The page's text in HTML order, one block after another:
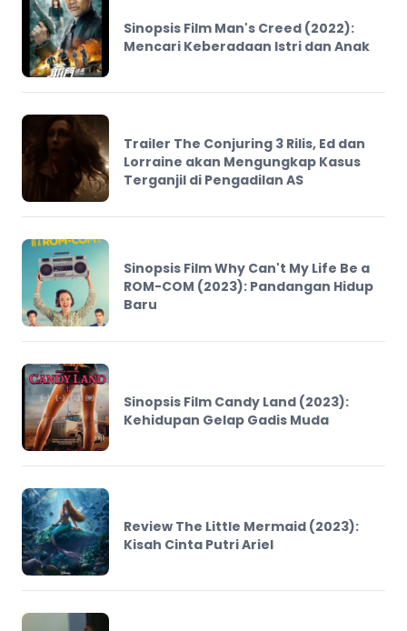
Sinopsis Film Man's Creed (2022):
Mencari Keberadaan Istri dan Anak
Trailer The Conjuring 3 Rilis, Ed dan
Lorraine akan Mengungkap Kasus
Terganjil di Pengadilan AS
Sinopsis Film Why Can't My Life Be a
ROM-COM (2023): Pandangan Hidup
Baru
Sinopsis Film Candy Land (2023):
Kehidupan Gelap Gadis Muda
Review The Little Mermaid (2023):
Kisah Cinta Putri Ariel